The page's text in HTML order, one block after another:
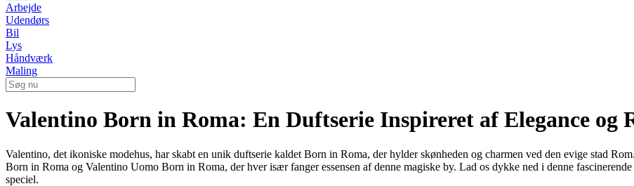
Arbejde
Udendørs
Bil
Lys
Håndværk
Maling
Valentino Born in Roma: En Duftserie Inspireret af Elegance og
Valentino, det ikoniske modehus, har skabt en unik duftserie kaldet Born in Roma, der hylder skønheden og charmen ved den evige stad
Born in Roma og Valentino Uomo Born in Roma, der hver især fanger essensen af denne magiske by. Lad os dykke ned i denne
speciel.